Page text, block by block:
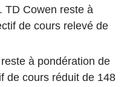
TD Cowen reste à
de cours relevé de
à pondération de
de cours réduit de 148